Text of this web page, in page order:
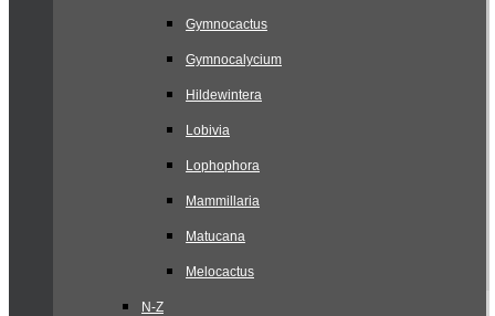
Gymnocactus
Gymnocalycium
Hildewintera
Lobivia
Lophophora
Mammillaria
Matucana
Melocactus
N-Z